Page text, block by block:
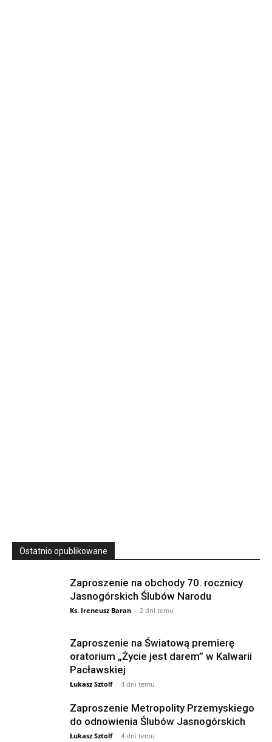
Ostatnio opublikowane
Zaproszenie na obchody 70. rocznicy
Jasnogórskich Ślubów Narodu
Ks. Ireneusz Baran - 2 dni temu
Zaproszenie na Światową premierę
oratorium „Życie jest darem” w Kalwarii
Pacławskiej
Łukasz Sztolf - 4 dni temu
Zaproszenie Metropolity Przemyskiego
do odnowienia Ślubów Jasnogórskich
Łukasz Sztolf - 4 dni temu